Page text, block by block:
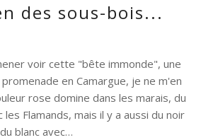
des sous-bois...
voir cette "bête immonde", une
en Camargue, je ne m'en
rose domine dans les marais, du
Flamands, mais il y a aussi du noir
blanc avec…